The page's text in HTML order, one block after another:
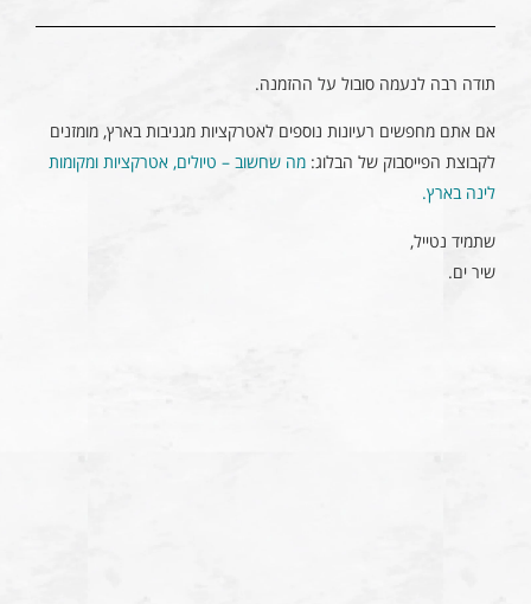
תודה רבה לנעמה סובול על ההזמנה.
אם אתם מחפשים רעיונות נוספים לאטרקציות מגניבות בארץ, מומזנים
לקבוצת הפייסבוק של הבלוג: מה שחשוב – טיולים, אטרקציות ומקומות
לינה בארץ‎.
שתמיד נטייל,
שיר ים.